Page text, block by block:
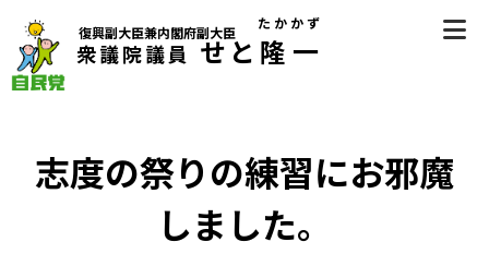
content
復興副大臣兼内閣府副大臣
衆議院議員 せと 隆一
たかかず
（せとたかかず）公式サイト
志度の祭りの練習にお邪魔
しました。